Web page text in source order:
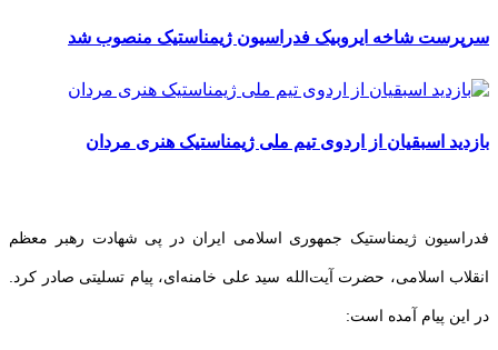
سرپرست شاخه ایروبیک فدراسیون ژیمناستیک منصوب شد
بازدید اسبقیان از اردوی تیم ملی ژیمناستیک هنری مردان
فدراسیون ژیمناستیک جمهوری اسلامی ایران در پی شهادت رهبر معظم
انقلاب اسلامی، حضرت آیت‌الله سید علی خامنه‌ای، پیام تسلیتی صادر کرد.
در این پیام آمده است: